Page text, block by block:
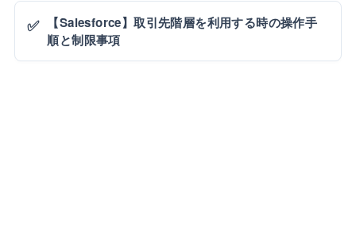
✅
【Salesforce】取引先階層を利用する時の操作手
順と制限事項